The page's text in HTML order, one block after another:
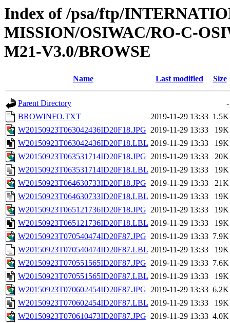
Index of /psa/ftp/
MISSION/OSIWAC/RO-C-
M21-V3.0/BROWSE
Name Last modified Size
Parent Directory
-
BROWINFO.TXT
2019-11-29 13:33 1.5K
W20150923T063042436ID20F18.JPG 2019-11-29 13:33
19K
W20150923T063042436ID20F18.LBL 2019-11-29 13:33
19K
W20150923T063531714ID20F18.JPG 2019-11-29 13:33
20K
W20150923T063531714ID20F18.LBL 2019-11-29 13:33
19K
W20150923T064630733ID20F18.JPG 2019-11-29 13:33
21K
W20150923T064630733ID20F18.LBL 2019-11-29 13:33
19K
W20150923T065121736ID20F18.JPG 2019-11-29 13:33
19K
W20150923T065121736ID20F18.LBL 2019-11-29 13:33
19K
W20150923T070540474ID20F87.JPG 2019-11-29 13:33 7.9K
W20150923T070540474ID20F87.LBL 2019-11-29 13:33
19K
W20150923T070551565ID20F87.JPG 2019-11-29 13:33 7.6K
W20150923T070551565ID20F87.LBL 2019-11-29 13:33
19K
W20150923T070602454ID20F87.JPG 2019-11-29 13:33 6.2K
W20150923T070602454ID20F87.LBL 2019-11-29 13:33
19K
W20150923T070610473ID20F87.JPG 2019-11-29 13:33 4.0K